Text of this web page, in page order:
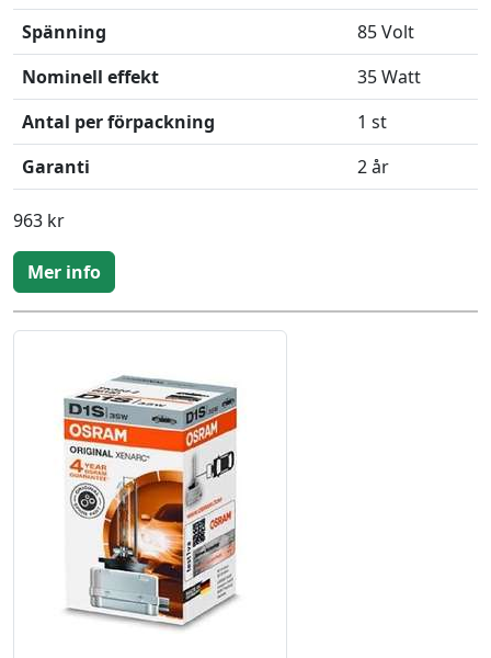
Spänning
85 Volt
Nominell effekt
35 Watt
Antal per förpackning
1 st
Garanti
2 år
963 kr
Mer info